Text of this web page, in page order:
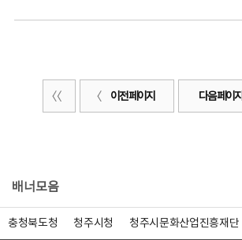
이전 페이지 다음 페이지
배너모음
충청북도청 청주시청 청주시문화산업진흥재단